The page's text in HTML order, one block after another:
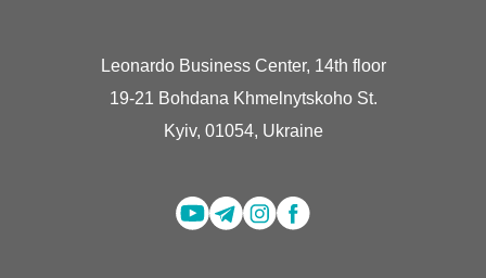
Leonardo Business Center, 14th floor
19-21 Bohdana Khmelnytskoho St.
Kyiv, 01054, Ukraine